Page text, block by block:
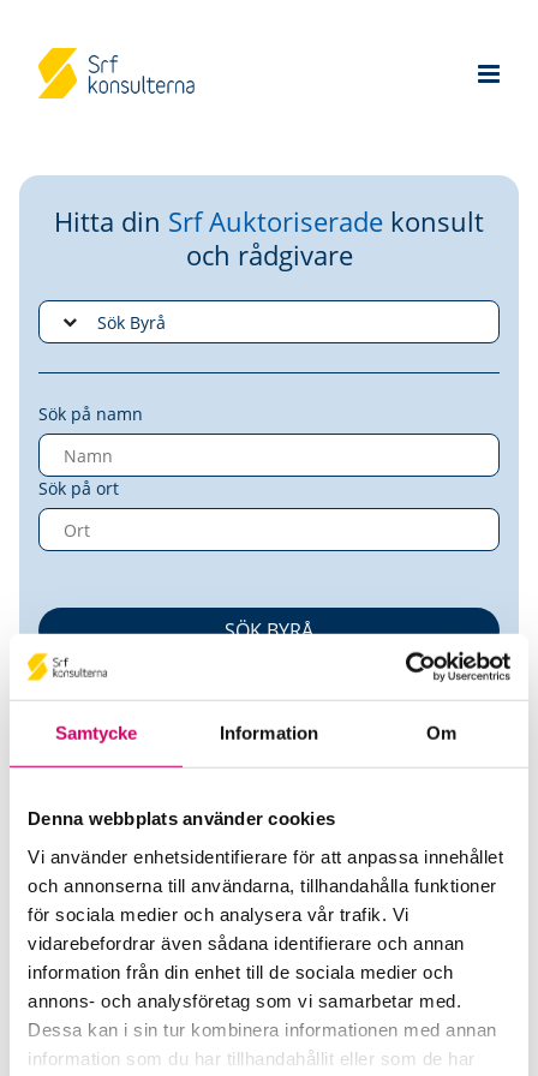
Samtycke Information Om
Denna webbplats använder cookies
Vi använder enhetsidentifierare för att anpassa innehållet
och annonserna till användarna, tillhandahålla funktioner
för sociala medier och analysera vår trafik. Vi
vidarebefordrar även sådana identifierare och annan
information från din enhet till de sociala medier och
annons- och analysföretag som vi samarbetar med.
Dessa kan i sin tur kombinera informationen med annan
information som du har tillhandahållit eller som de har
Hitta din Srf Auktoriserade konsult
och rådgivare
Sök på namn
Sök på ort
SASA Invest AB
Srf Auktoriserade konsulter
Lena Gustavsson
Auktoriserad Redovisningskonsult, Srf Certifierad
Affärsrådgivare
Skicka e-post